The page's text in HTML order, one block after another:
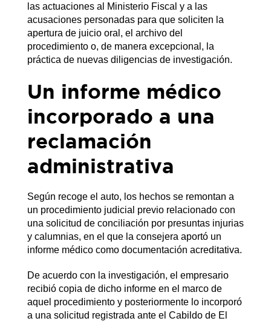
las actuaciones al Ministerio Fiscal y a las
acusaciones personadas para que soliciten la
apertura de juicio oral, el archivo del
procedimiento o, de manera excepcional, la
práctica de nuevas diligencias de investigación.
Un informe médico
incorporado a una
reclamación
administrativa
Según recoge el auto, los hechos se remontan a
un procedimiento judicial previo relacionado con
una solicitud de conciliación por presuntas injurias
y calumnias, en el que la consejera aportó un
informe médico como documentación acreditativa.
De acuerdo con la investigación, el empresario
recibió copia de dicho informe en el marco de
aquel procedimiento y posteriormente lo incorporó
a una solicitud registrada ante el Cabildo de El